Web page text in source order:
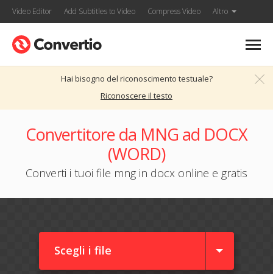
Video Editor Add Subtitles to Video Compress Video Altro
Hai bisogno del riconoscimento testuale?
Riconoscere il testo
Convertitore da MNG ad DOCX
(WORD)
Converti i tuoi file mng in docx online e gratis
Scegli i file